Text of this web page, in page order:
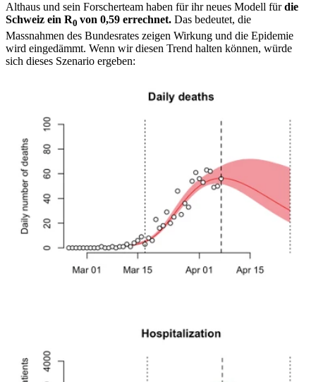
Althaus und sein Forscherteam haben für ihr neues Modell fürdie
Schweiz ein R0 von 0,59 errechnet. Das bedeutet, die
Massnahmen des Bundesrates zeigen Wirkung und die Epidemie
wird eingedämmt. Wenn wir diesen Trend halten können, würde
sich dieses Szenario ergeben: